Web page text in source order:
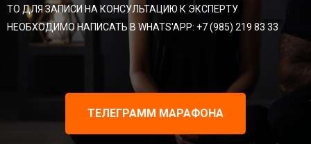
ТО ДЛЯ ЗАПИСИ НА КОНСУЛЬТАЦИЮ К ЭКСПЕРТУ
НЕОБХОДИМО НАПИСАТЬ В WHATS'APP: +7 (985) 219 83 33
ТЕЛЕГРАММ МАРАФОНА